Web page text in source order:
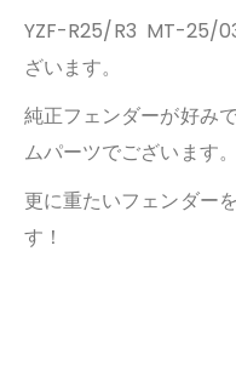
YZF-R25/R3 MT-25/
ざいます。
純正フェンダーが好み
ムパーツでございます。
更に重たいフェンダー
す！